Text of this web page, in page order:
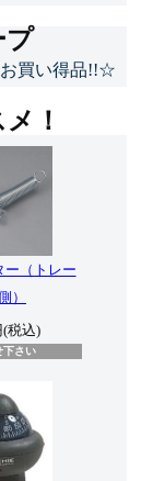
買い得品!!☆
ー（トレー
）
(税込)
下さい